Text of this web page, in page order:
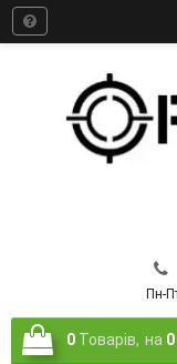
Пн-
0 Товарів, на